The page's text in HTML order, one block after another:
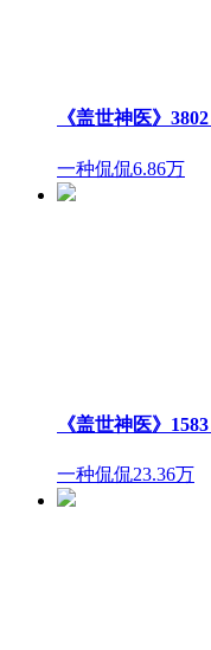
《盖世神医》
一种侃侃6.86万
《盖世神医》
一种侃侃23.36万